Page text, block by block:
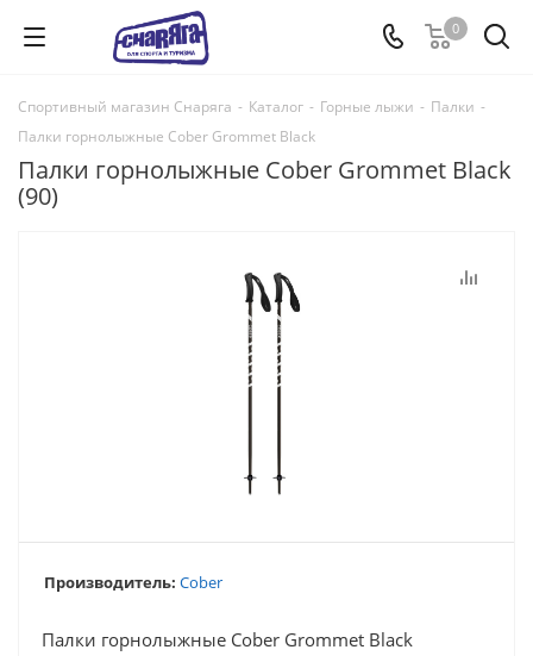
0
Спортивный магазин Снаряга - Каталог - Горные лыжи - Палки -
Палки горнолыжные Cober Grommet Black
Палки горнолыжные Cober Grommet Black
(90)
Производитель: Cober
Палки горнолыжные Cober Grommet Black